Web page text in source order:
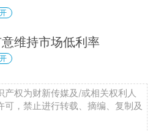
维持市场低利率
产权为财新传媒及/或相关权利人
可，禁止进行转载、摘编、复制及